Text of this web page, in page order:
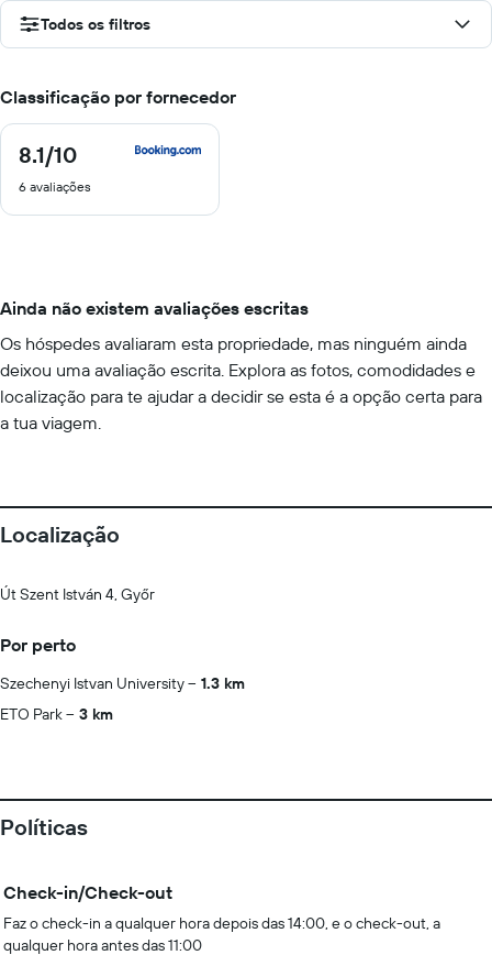
Todos os filtros
Classificação por fornecedor
8.1/10
8.1
10
6 avaliações
Ainda não existem avaliações escritas
Os hóspedes avaliaram esta propriedade, mas ninguém ainda
deixou uma avaliação escrita. Explora as fotos, comodidades e
localização para te ajudar a decidir se esta é a opção certa para
a tua viagem.
Localização
Út Szent István 4, Győr
Por perto
Szechenyi Istvan University
1.3 km
ETO Park
3 km
Políticas
Check-in/Check-out
Faz o check-in a qualquer hora depois das 14:00, e o check-out, a
qualquer hora antes das 11:00